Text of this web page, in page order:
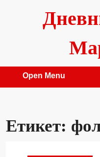
Open Menu
Етикет: